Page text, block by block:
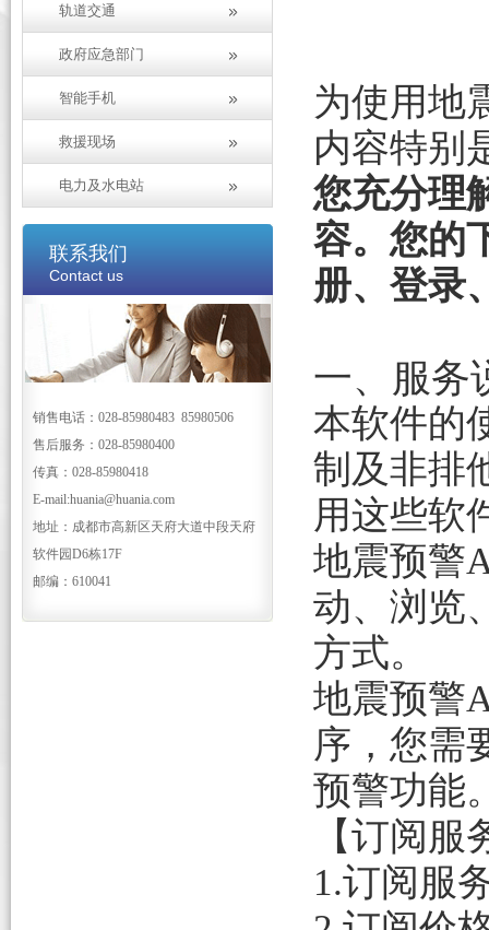
轨道交通
政府应急部门
智能手机
救援现场
电力及水电站
联系我们
Contact us
销售电话：028-85980483 85980506
售后服务：028-85980400
传真：028-85980418
E-mail:huania@huania.com
地址：成都市高新区天府大道中段天府
软件园D6栋17F
邮编：610041
为使用地
内容特别
您充分理
容。您的
册、登录
一、服务
本软件的
制及非排
用这些软
地震预警
动、浏览
方式。
地震预警
序，您需
预警功能
【订阅服
1.订阅服